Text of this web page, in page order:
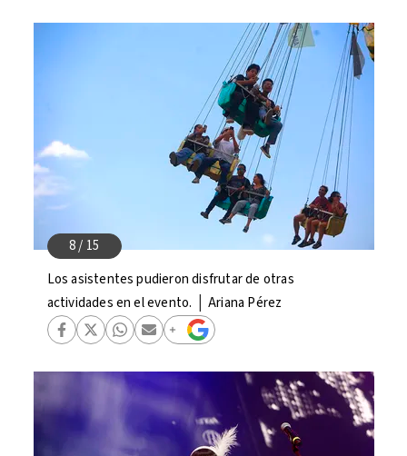
Los asistentes pudieron disfrutar de otras
actividades en el evento. │ Ariana Pérez